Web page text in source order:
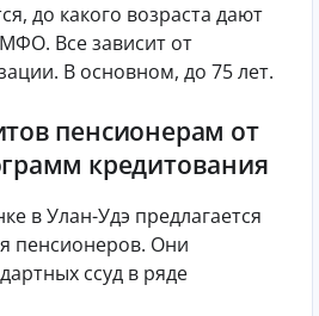
до какого возраста дают
Все зависит от
В основном, до 75 лет.
пенсионерам от
кредитования
в Улан-Удэ предлагается
пенсионеров. Они
ссуд в ряде